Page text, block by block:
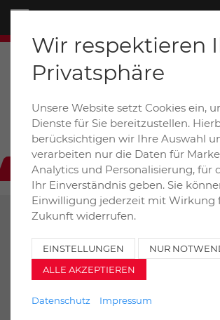
Dieselstraße 6+8a / D-31228 Peine
auto-henze@t-online.de
+49 (0) 5171
Mercedes-Benz Arocs 4-
4143 8x4 Meiller Bordmatik
Wir respektieren
Privatsphäre
Unsere Website setzt Cookies ein,
Dienste für Sie bereitzustellen.
berücksichtigen wir Ihre Auswahl
verarbeiten nur die Daten für
Analytics und Personalisierung, für
Ihr Einverständnis geben. Sie
Einwilligung jederzeit mit Wirkung
Zukunft widerrufen.
EINSTELLUNGEN
NUR
ALLE AKZEPTIEREN
Datenschutz Impressum